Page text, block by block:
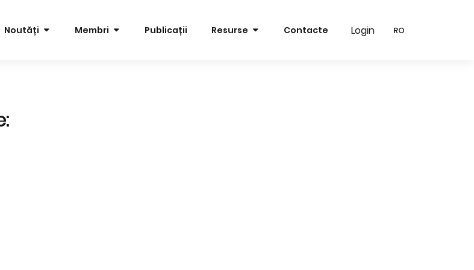
Login
Noutăți Membri Publicații Resurse Contacte Login RO